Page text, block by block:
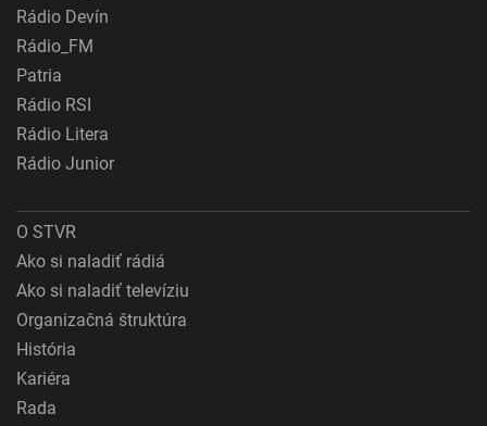
Rádio Devín
Rádio_FM
Patria
Rádio RSI
Rádio Litera
Rádio Junior
O STVR
Ako si naladiť rádiá
Ako si naladiť televíziu
Organizačná štruktúra
História
Kariéra
Rada